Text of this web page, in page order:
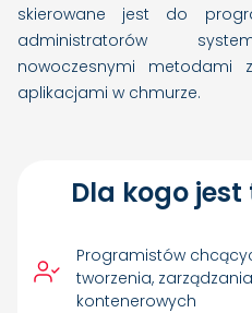
skierowane jest do
administratorów
nowoczesnymi metodami
aplikacjami w chmurze.
Dla kogo jest
Programistów
tworzenia,
kontenerowych